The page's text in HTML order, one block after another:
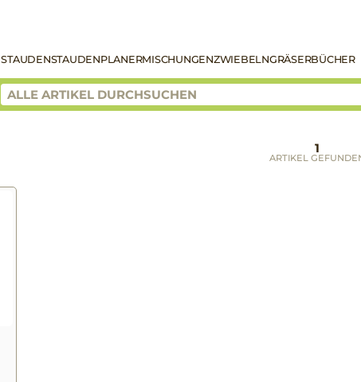
STAUDENSTAUDENPLANERMISCHUNGENZWIEBELNGRÄSERBÜCHER
1
ARTIKEL